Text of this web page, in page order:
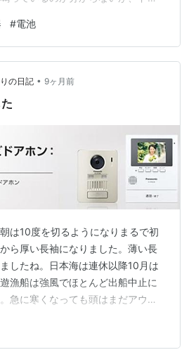
ンションだとガス警報器でそんな
もしれないのですが、自宅だとち
る場所から離れているので、それ
ました。 ドアホンでそんなメッセ
、と試しにChatGPTで調べてみる
#電池
の日記 • 9ヶ月前
は10度を切るようになりまるで初
ら厚い長袖になりました。薄い長
したね。日本海は連休以降10月は
漁船は強風でほとんど出船中止に
急に寒くなっても頭はまだアウト
スはないのですが、日記も兼ねて
す。 10/13 TV付ドアホンの設置最